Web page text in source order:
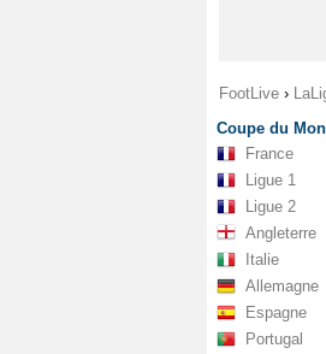
FootLive ›
Coupe du
France
Ligue 1
Ligue 2
Angleterre
Italie
Allemagne
Espagne
Portugal